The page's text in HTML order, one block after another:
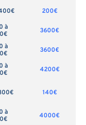
200€
à
3600€
à
3600€
à
4200€
140€
à
4000€